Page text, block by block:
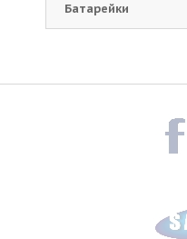
Батарейки